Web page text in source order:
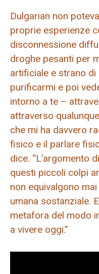
Dulgarian non
proprie esperienze
disconnessione
droghe pesanti per
artificiale e strano di
purificarmi e poi
intorno a te –
attraverso
che mi ha davvero
fisico e il parlare
dice. “L’argomento
questi piccoli colpi
non equivalgono
umana sostanziale.
metafora del modo
a vivere oggi.”